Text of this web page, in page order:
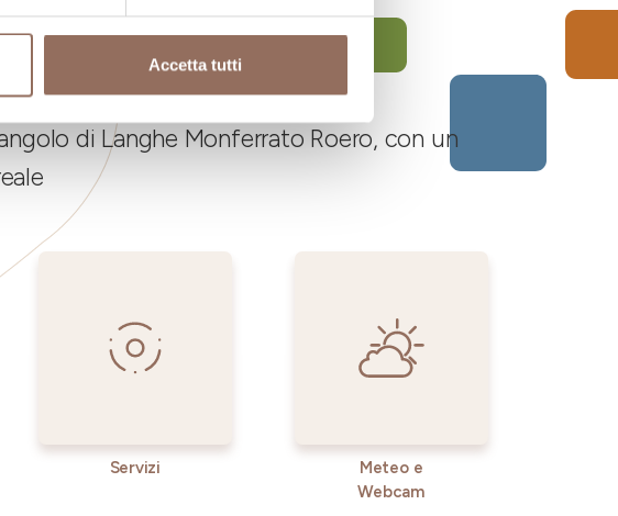
Accetta tutti
di Langhe Monferrato Roero, con un
Servizi
Meteo e
Webcam